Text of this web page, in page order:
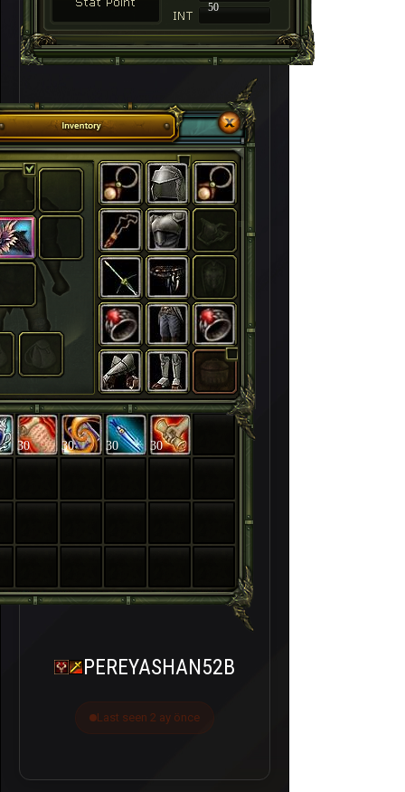
50
30 30 30 30
PEREYASHAN52B
Last seen 2 ay önce